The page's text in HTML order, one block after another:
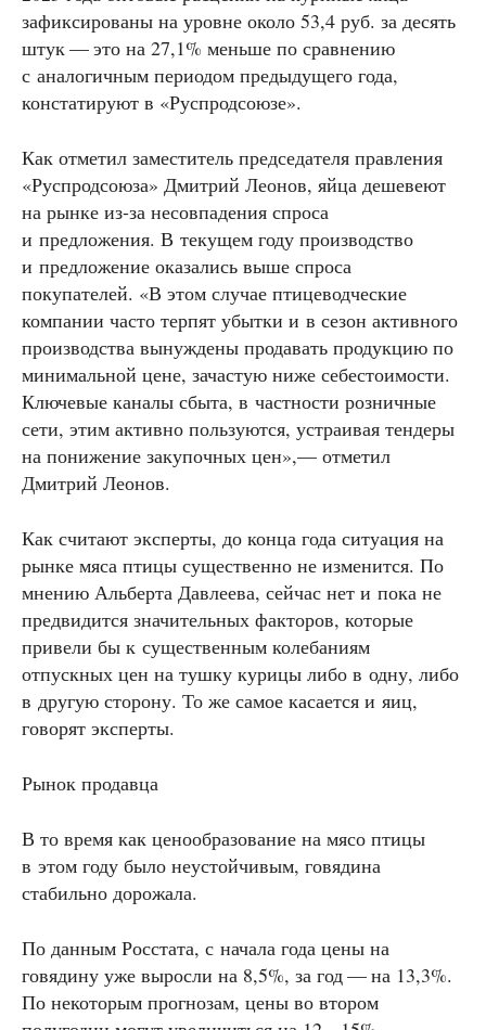
зафиксированы на уровне около 53,4 руб. за десять
штук — это на 27,1% меньше по сравнению
с аналогичным периодом предыдущего года,
констатируют в «Руспродсоюзе».
Как отметил заместитель председателя правления
«Руспродсоюза» Дмитрий Леонов, яйца дешевеют
на рынке из-за несовпадения спроса
и предложения. В текущем году производство
и предложение оказались выше спроса
покупателей. «В этом случае птицеводческие
компании часто терпят убытки и в сезон активного
производства вынуждены продавать продукцию по
минимальной цене, зачастую ниже себестоимости.
Ключевые каналы сбыта, в частности розничные
сети, этим активно пользуются, устраивая тендеры
на понижение закупочных цен»,— отметил
Дмитрий Леонов.
Как считают эксперты, до конца года ситуация на
рынке мяса птицы существенно не изменится. По
мнению Альберта Давлеева, сейчас нет и пока не
предвидится значительных факторов, которые
привели бы к существенным колебаниям
отпускных цен на тушку курицы либо в одну, либо
в другую сторону. То же самое касается и яиц,
говорят эксперты.
Рынок продавца
В то время как ценообразование на мясо птицы
в этом году было неустойчивым, говядина
стабильно дорожала.
По данным Росстата, с начала года цены на
говядину уже выросли на 8,5%, за год — на 13,3%.
По некоторым прогнозам, цены во втором